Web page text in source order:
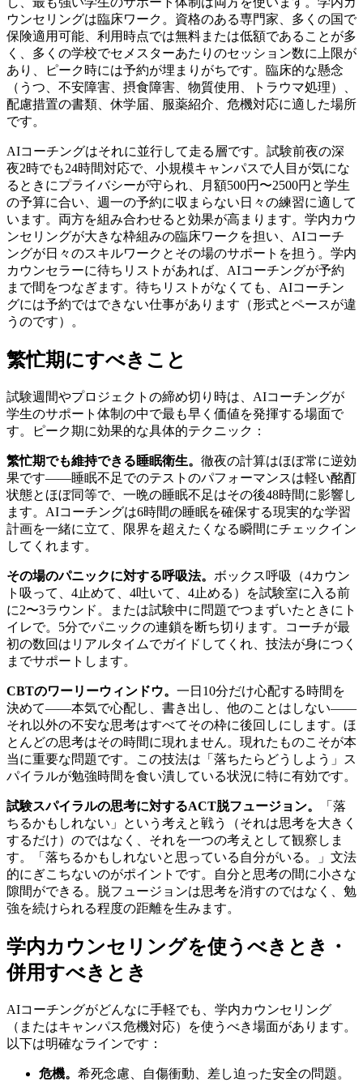
ウンセリングは臨床ワーク。資格のある専門家、多くの国で
保険適用可能、利用時点では無料または低額であることが多
く、多くの学校でセメスターあたりのセッション数に上限が
あり、ピーク時には予約が埋まりがちです。臨床的な懸念
（うつ、不安障害、摂食障害、物質使用、トラウマ処理）、
配慮措置の書類、休学届、服薬紹介、危機対応に適した場所
です。
AIコーチングはそれに並行して走る層です。試験前夜の深
夜2時でも24時間対応で、小規模キャンパスで人目が気にな
るときにプライバシーが守られ、月額500円〜2500円と学生
の予算に合い、週一の予約に収まらない日々の練習に適して
います。両方を組み合わせると効果が高まります。学内カウ
ンセリングが大きな枠組みの臨床ワークを担い、AIコーチ
ングが日々のスキルワークとその場のサポートを担う。学内
カウンセラーに待ちリストがあれば、AIコーチングが予約
まで間をつなぎます。待ちリストがなくても、AIコーチン
グには予約ではできない仕事があります（形式とペースが違
うのです）。
繁忙期にすべきこと
試験週間やプロジェクトの締め切り時は、AIコーチングが
学生のサポート体制の中で最も早く価値を発揮する場面で
す。ピーク期に効果的な具体的テクニック：
繁忙期でも維持できる睡眠衛生。 徹夜の計算はほぼ常に逆効
果です——睡眠不足でのテストのパフォーマンスは軽い酩酊
状態とほぼ同等で、一晩の睡眠不足はその後48時間に影響し
ます。AIコーチングは6時間の睡眠を確保する現実的な学習
計画を一緒に立て、限界を超えたくなる瞬間にチェックイン
してくれます。
その場のパニックに対する呼吸法。 ボックス呼吸（4カウン
ト吸って、4止めて、4吐いて、4止める）を試験室に入る前
に2〜3ラウンド。または試験中に問題でつまずいたときにト
イレで。5分でパニックの連鎖を断ち切ります。コーチが最
初の数回はリアルタイムでガイドしてくれ、技法が身につく
までサポートします。
CBTのワーリーウィンドウ。 一日10分だけ心配する時間を
決めて——本気で心配し、書き出し、他のことはしない——
それ以外の不安な思考はすべてその枠に後回しにします。ほ
とんどの思考はその時間に現れません。現れたものこそが本
当に重要な問題です。この技法は「落ちたらどうしよう」ス
パイラルが勉強時間を食い潰している状況に特に有効です。
試験スパイラルの思考に対するACT脱フュージョン。
「落
ちるかもしれない」という考えと戦う（それは思考を大きく
するだけ）のではなく、それを一つの考えとして観察しま
す。「落ちるかもしれないと思っている自分がいる。」文法
的にぎこちないのがポイントです。自分と思考の間に小さな
隙間ができる。脱フュージョンは思考を消すのではなく、勉
強を続けられる程度の距離を生みます。
学内カウンセリングを使うべきとき・
併用すべきとき
AIコーチングがどんなに手軽でも、学内カウンセリング
（またはキャンパス危機対応）を使うべき場面があります。
以下は明確なラインです：
危機。 希死念慮、自傷衝動、差し迫った安全の問題。